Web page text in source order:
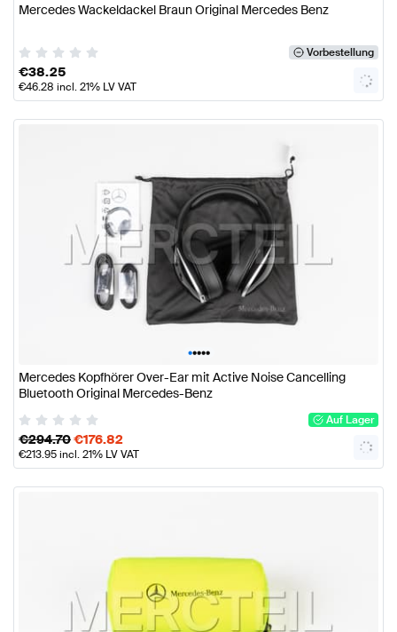
Mercedes Wackeldackel Braun Original Mercedes Benz
Vorbestellung
€38.25
€46.28 incl. 21% LV VAT
•••••
Mercedes Kopfhörer Over-Ear mit Active Noise Cancelling
Bluetooth Original Mercedes-Benz
Auf Lager
€294.70€176.82
€213.95incl. 21% LV VAT